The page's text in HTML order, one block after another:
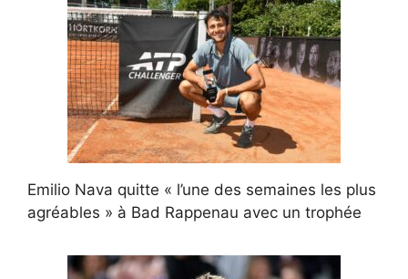
Emilio Nava quitte « l’une des semaines les plus
agréables » à Bad Rappenau avec un trophée